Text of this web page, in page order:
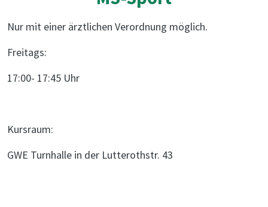
Nur mit einer ärztlichen Verordnung möglich.
Freitags:
17:00- 17:45 Uhr
Kursraum:
GWE Turnhalle in der Lutterothstr. 43